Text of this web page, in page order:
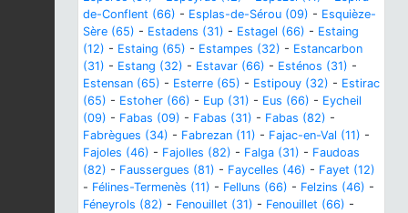
de-Conflent (66) - Esplas-de-Sérou (09) - Esquièze-
Sère (65) - Estadens (31) - Estagel (66) - Estaing
(12) - Estaing (65) - Estampes (32) - Estancarbon
(31) - Estang (32) - Estavar (66) - Esténos (31) -
Estensan (65) - Esterre (65) - Estipouy (32) - Estirac
(65) - Estoher (66) - Eup (31) - Eus (66) - Eycheil
(09) - Fabas (09) - Fabas (31) - Fabas (82) -
Fabrègues (34) - Fabrezan (11) - Fajac-en-Val (11) -
Fajoles (46) - Fajolles (82) - Falga (31) - Faudoas
(82) - Faussergues (81) - Faycelles (46) - Fayet (12)
- Félines-Termenès (11) - Felluns (66) - Felzins (46) -
Féneyrols (82) - Fenouillet (31) - Fenouillet (66) -